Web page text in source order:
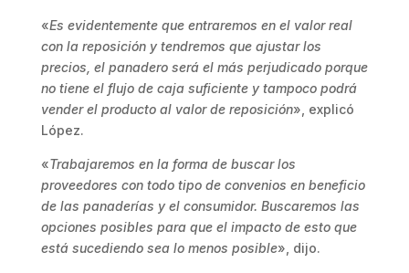
«Es evidentemente que entraremos en el valor real
con la reposición y tendremos que ajustar los
precios, el panadero será el más perjudicado porque
no tiene el flujo de caja suficiente y tampoco podrá
vender el producto al valor de reposición», explicó
López.
«Trabajaremos en la forma de buscar los
proveedores con todo tipo de convenios en beneficio
de las panaderías y el consumidor. Buscaremos las
opciones posibles para que el impacto de esto que
está sucediendo sea lo menos posible», dijo.